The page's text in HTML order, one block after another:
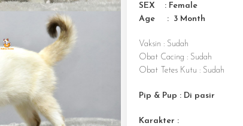
SEX : Female
Age : 3 Month
Vaksin : Sudah
Obat Cacing : Sudah
Obat Tetes Kutu : Sudah
Pip & Pup : Di pasir
Karakter :